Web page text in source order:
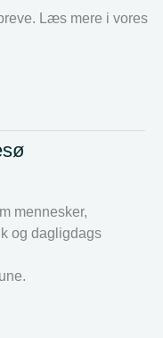
Læs mere i vores
mennesker,
og dagligdags